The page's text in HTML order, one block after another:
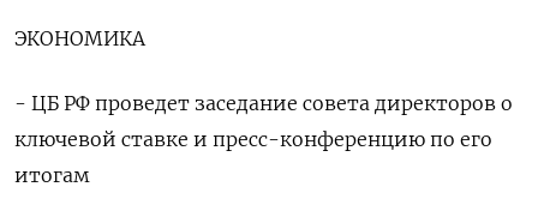
ЭКОНОМИКА
- ЦБ РФ проведет заседание совета директоров о
ключевой ставке и пресс-конференцию по его
итогам